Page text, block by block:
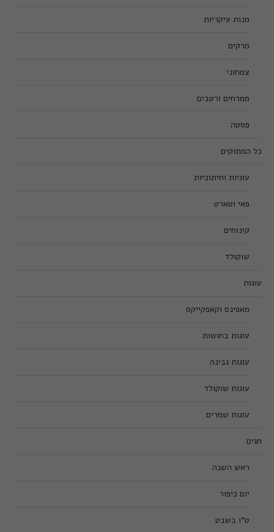
מנות עיקריות
מרקים
צמחוני
ממרחים ורטבים
פסטה
כל המתוקים
עוגיות וחיתוכיות
פאי וטארט
קינוחים
שוקולד
עוגות
מאפינס וקאפקייקס
עוגות בחושות
עוגות גבינה
עוגות שוקולד
עוגות שמרים
חגים
ראש השנה
יום כיפור
ט”ו בשבט